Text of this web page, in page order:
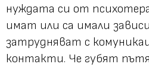
нуждата си от
имат или са имали
затрудняват с
контакти. Че губят